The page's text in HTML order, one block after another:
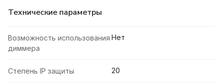
Технические параметры
Возможность использования
диммера
Нет
Степень IP защиты 20